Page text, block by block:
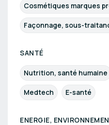
Cosmétiques marques
Façonnage, sous-
SANTÉ
Nutrition, santé humaine
Medtech E-santé
ENERGIE,